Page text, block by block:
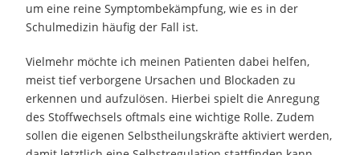
um eine reine Symptombekämpfung, wie es in der
Schulmedizin häufig der Fall ist.
Vielmehr möchte ich meinen Patienten dabei helfen,
meist tief verborgene Ursachen und Blockaden zu
erkennen und aufzulösen. Hierbei spielt die Anregung
des Stoffwechsels oftmals eine wichtige Rolle. Zudem
sollen die eigenen Selbstheilungskräfte aktiviert werden,